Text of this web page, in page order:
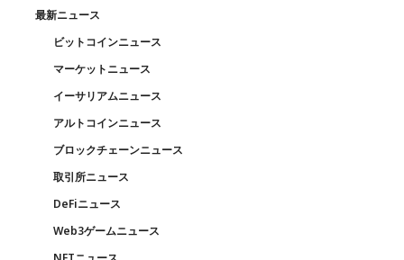
最新ニュース
ビットコインニュース
マーケットニュース
イーサリアムニュース
アルトコインニュース
ブロックチェーンニュース
取引所ニュース
DeFiニュース
Web3ゲームニュース